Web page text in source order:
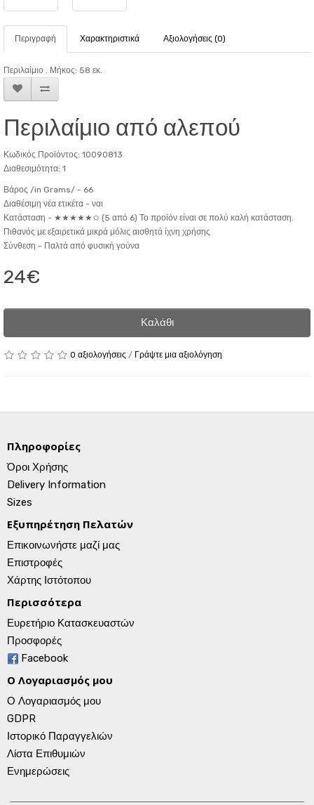
Περιγραφή Χαρακτηριστικά Αξιολογήσεις (0)
Περιλαίμιο . Μήκος: 58 εκ.
Περιλαίμιο από αλεπού
Κωδικός Προϊόντος: 10090813
Διαθεσιμότητα: 1
Βάρος /in Grams/ - 66
Διαθέσιμη νέα ετικέτα - ναι
Κατάσταση - ★★★★★✩ (5 από 6) Το προϊόν είναι σε πολύ καλή κατάσταση.
Πιθανός με εξαιρετικά μικρά μόλις αισθητά ίχνη χρήσης
Σύνθεση - Παλτά από φυσική γούνα
24€
Καλάθι
0 αξιολογήσεις / Γράψτε μια αξιολόγηση
Πληροφορίες
Όροι Χρήσης
Delivery Information
Sizes
Εξυπηρέτηση Πελατών
Επικοινωνήστε μαζί μας
Επιστροφές
Χάρτης Ιστότοπου
Περισσότερα
Ευρετήριο Κατασκευαστών
Προσφορές
Facebook
Ο Λογαριασμός μου
Ο Λογαριασμός μου
GDPR
Ιστορικό Παραγγελιών
Λίστα Επιθυμιών
Ενημερώσεις